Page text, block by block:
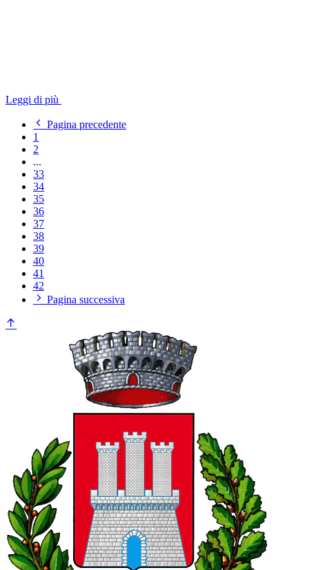
Leggi di più
Pagina precedente
1
2
...
33
34
35
36
37
38
39
40
41
42
Pagina successiva